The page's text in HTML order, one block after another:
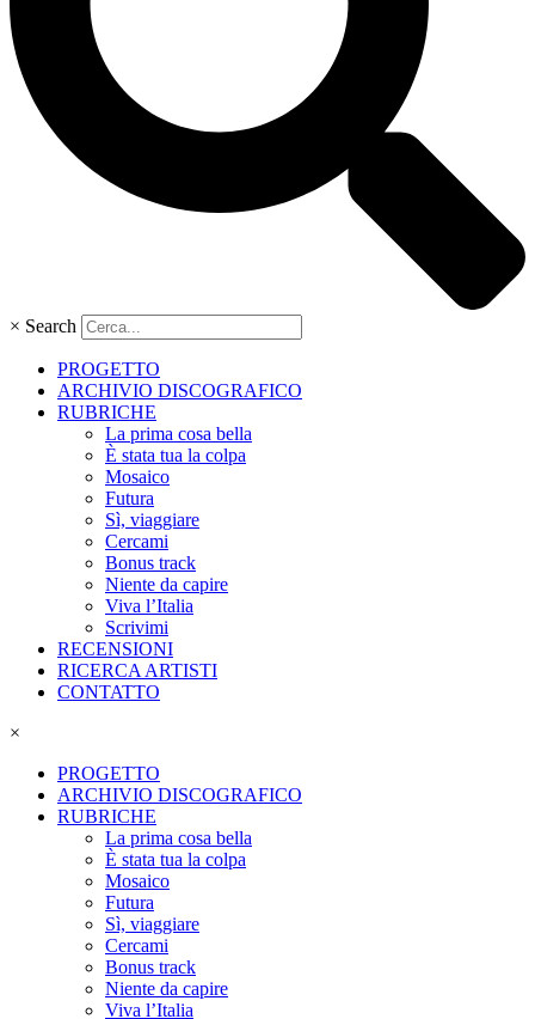
× Search
PROGETTO
ARCHIVIO DISCOGRAFICO
RUBRICHE
La prima cosa bella
È stata tua la colpa
Mosaico
Futura
Sì, viaggiare
Cercami
Bonus track
Niente da capire
Viva l’Italia
Scrivimi
RECENSIONI
RICERCA ARTISTI
CONTATTO
×
PROGETTO
ARCHIVIO DISCOGRAFICO
RUBRICHE
La prima cosa bella
È stata tua la colpa
Mosaico
Futura
Sì, viaggiare
Cercami
Bonus track
Niente da capire
Viva l’Italia